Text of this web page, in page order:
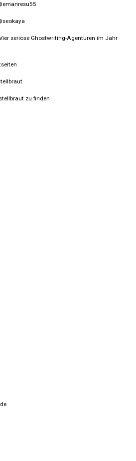
seriöse Ghostwriting-Agenturen im Jahr
zu finden